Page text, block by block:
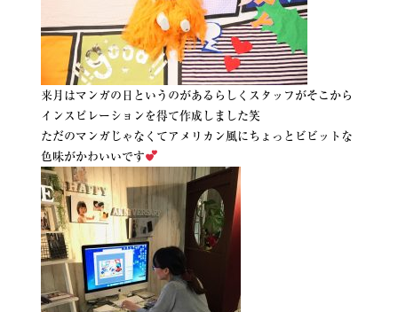
来月はマンガの日というのがあるらしくスタッフがそこから
インスピレーションを得て作成しました笑
ただのマンガじゃなくてアメリカン風にちょっとビビットな
色味がかわいいです